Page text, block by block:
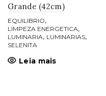
Grande (42cm)
EQUILIBRIO,
LIMPEZA ENERGETICA,
LUMINARIA, LUMINARIAS,
SELENITA
Leia mais